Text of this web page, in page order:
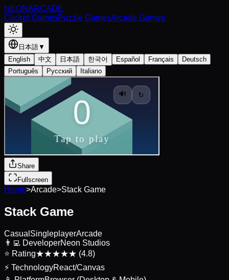
NEONARCADE
Clicker GamesPuzzle GamesArcade Games
日本語▼
English
中文 日本語 한국어 Español Français
Deutsch
Português
Русский Italiano
Share
Fullscreen
Home>Arcade>Stack Game
Stack Game
Casual SingleplayerArcade
👨‍💻 DeveloperNeon Studios
⭐ Rating★★★★★ (4.8)
⚡ TechnologyReact/Canvas